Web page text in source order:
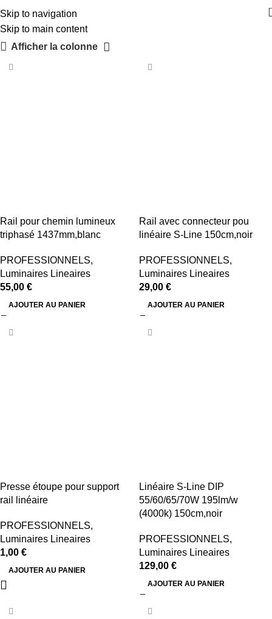
Skip to navigation
Skip to main content
Luminaires Lineaires
Afficher la colonne
Rail pour chemin lumineux
triphasé 1437mm,blanc
PROFESSIONNELS,
Luminaires Lineaires
55,00 €
AJOUTER AU PANIER
Rail avec connecteur pou
linéaire S-Line 150cm,noir
PROFESSIONNELS,
Luminaires Lineaires
29,00 €
AJOUTER AU PANIER
Presse étoupe pour support
rail linéaire
PROFESSIONNELS,
Luminaires Lineaires
1,00 €
AJOUTER AU PANIER
Linéaire S-Line DIP
55/60/65/70W 195lm/w
(4000k) 150cm,noir
PROFESSIONNELS,
Luminaires Lineaires
129,00 €
AJOUTER AU PANIER